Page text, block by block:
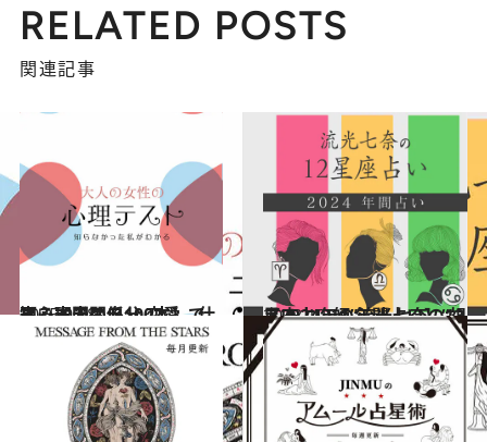
RELATED POSTS
関連記事
2025.9.28
【心理テスト100本】で知る本当の自分 恋愛、仕事、人間関係…
占い 2023.12.16
【2024年の年間占い】“視える占い師”流光七奈の12星座占い
占い